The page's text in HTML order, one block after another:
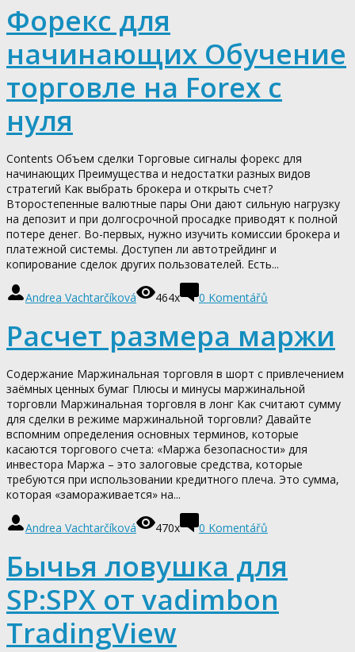
Форекс для
начинающих Обучение
торговле на Forex с
нуля
Contents Объем сделки Торговые сигналы форекс для
начинающих Преимущества и недостатки разных видов
стратегий Как выбрать брокера и открыть счет?
Второстепенные валютные пары Они дают сильную нагрузку
на депозит и при долгосрочной просадке приводят к полной
потере денег. Во-первых, нужно изучить комиссии брокера и
платежной системы. Доступен ли автотрейдинг и
копирование сделок других пользователей. Есть...
Andrea Vachtarčíková 464x 0 Komentářů
Расчет размера маржи
Содержание Маржинальная торговля в шорт с привлечением
заёмных ценных бумаг Плюсы и минусы маржинальной
торговли Маржинальная торговля в лонг Как считают сумму
для сделки в режиме маржинальной торговли? Давайте
вспомним определения основных терминов, которые
касаются торгового счета: «Маржа безопасности» для
инвестора Маржа – это залоговые средства, которые
требуются при использовании кредитного плеча. Это сумма,
которая «замораживается» на...
Andrea Vachtarčíková 470x 0 Komentářů
Бычья ловушка для
SP:SPX от vadimbon
TradingView